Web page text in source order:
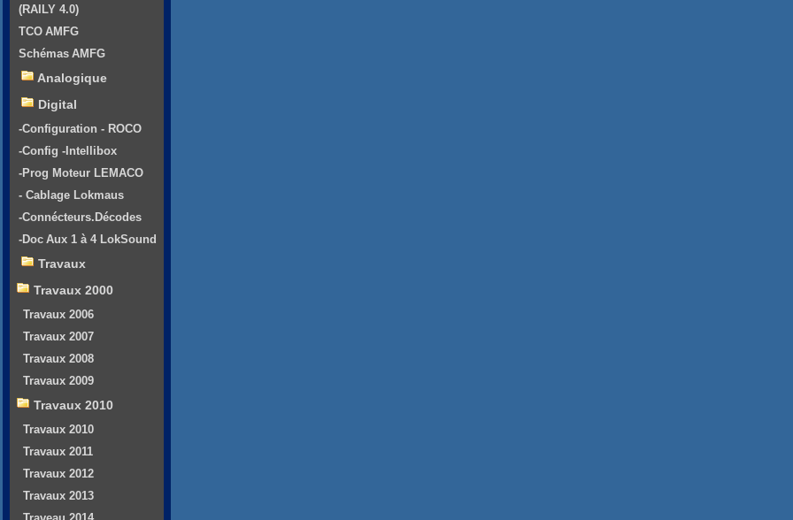
(RAILY 4.0)
TCO AMFG
Schémas AMFG
Analogique
Digital
-Configuration - ROCO
-Config -Intellibox
-Prog Moteur LEMACO
- Cablage Lokmaus
-Connécteurs.Décodes
-Doc Aux 1 à 4 LokSound
Travaux
Travaux 2000
Travaux 2006
Travaux 2007
Travaux 2008
Travaux 2009
Travaux 2010
Travaux 2010
Travaux 2011
Travaux 2012
Travaux 2013